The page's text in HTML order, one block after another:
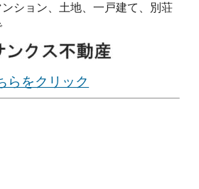
ション、土地、一戸建て、別荘
らをクリック